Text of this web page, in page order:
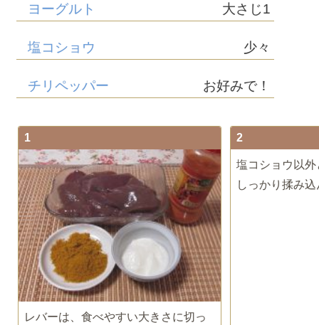
ヨーグルト 大さじ1
塩コショウ 少々
チリペッパー お好みで！
1
レバーは、食べやすい大きさに切っ
2
塩コショウ以
しっかり揉み